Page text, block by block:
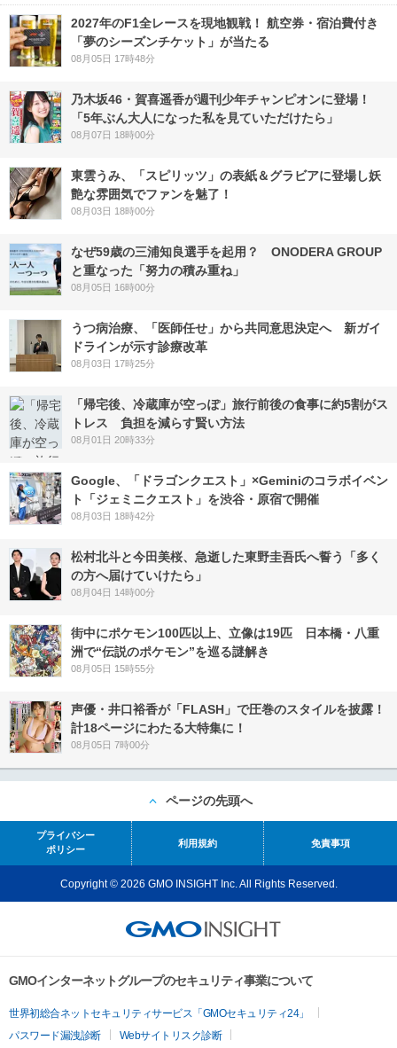
2027年のF1全レースを現地観戦！ 航空券・宿泊費付き
「夢のシーズンチケット」が当たる
08月05日 17時48分
乃木坂46・賀喜遥香が週刊少年チャンピオンに登場！
「5年ぶん大人になった私を見ていただけたら」
08月07日 18時00分
東雲うみ、「スピリッツ」の表紙＆グラビアに登場し妖
艶な雰囲気でファンを魅了！
08月03日 18時00分
なぜ59歳の三浦知良選手を起用？ ONODERA GROUP
と重なった「努力の積み重ね」
08月05日 16時00分
うつ病治療、「医師任せ」から共同意思決定へ 新ガイ
ドラインが示す診療改革
08月03日 17時25分
「帰宅後、冷蔵庫が空っぽ」旅行前後の食事に約5割がス
トレス 負担を減らす賢い方法
08月01日 20時33分
Google、「ドラゴンクエスト」×Geminiのコラボイベン
ト「ジェミニクエスト」を渋谷・原宿で開催
08月03日 18時42分
松村北斗と今田美桜、急逝した東野圭吾氏へ誓う「多く
の方へ届けていけたら」
08月04日 14時00分
街中にポケモン100匹以上、立像は19匹 日本橋・八重
洲で“伝説のポケモン”を巡る謎解き
08月05日 15時55分
声優・井口裕香が「FLASH」で圧巻のスタイルを披露！
計18ページにわたる大特集に！
08月05日 7時00分
ページの先頭へ
プライバシー
ポリシー
利用規約 免責事項
Copyright © 2026 GMO INSIGHT Inc. All Rights Reserved.
GMOインターネットグループのセキュリティ事業について
世界初総合ネットセキュリティサービス「GMOセキュリティ24」
パスワード漏洩診断
Webサイトリスク診断